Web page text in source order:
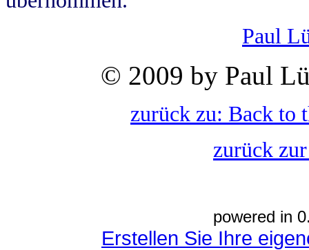
Paul
© 2009 by Paul
zurück zu: Back to
zurück
powered in
Erstellen Sie Ihre